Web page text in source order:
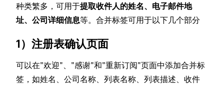
种类繁多，可用于提取收件人的姓名、电子邮件地
址、公司详细信息等。合并标签可用于以下几个部分
1）注册表确认页面
可以在"欢迎"、"感谢"和"重新订阅"页面中添加合并标
签，如姓名、公司名称、列表名称、列表描述、收件